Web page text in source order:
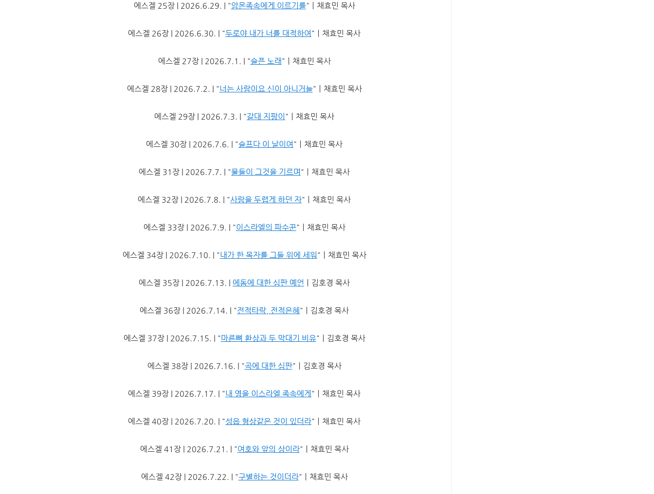
에스겔 25장 | 2026.6.29. | "암몬족속에게 이르기를"ㅣ채효민 목사
에스겔 26장 | 2026.6.30. | "두로야 내가 너를 대적하여 "ㅣ채효민 목사
에스겔 27장 | 2026.7.1. | "슬픈 노래"ㅣ채효민 목사
에스겔 28장 | 2026.7.2. | "너는 사람이요 신이 아니거늘"ㅣ채효민 목사
에스겔 29장 | 2026.7.3. | "갈대 지팡이 "ㅣ채효민 목사
에스겔 30장 | 2026.7.6. | "슬프다 이 날이여 "ㅣ채효민 목사
에스겔 31장 | 2026.7.7. | "물들이 그것을 기르며 "ㅣ채효민 목사
에스겔 32장 | 2026.7.8. | "사람을 두렵게 하던 자"ㅣ채효민 목사
에스겔 33장 | 2026.7.9. | "이스라엘의 파수꾼"ㅣ채효민 목사
에스겔 34장 | 2026.7.10. | "내가 한 목자를 그들 위에 세워 "ㅣ채효민 목사
에스겔 35장 | 2026.7.13. | 에돔에 대한 심판 예언 ㅣ김호경 목사
에스겔 36장 | 2026.7.14. | "전적타락, 전적은혜 "ㅣ김호경 목사
에스겔 37장 | 2026.7.15. | "마른뼈 환상과 두 막대기 비유"ㅣ김호경 목사
에스겔 38장 | 2026.7.16. | "곡에 대한 심판"ㅣ김호경 목사
에스겔 39장 | 2026.7.17. | "내 영을 이스라엘 족속에게 "ㅣ채효민 목사
에스겔 40장 | 2026.7.20. | "성읍 형상같은 것이 있더라"ㅣ채효민 목사
에스겔 41장 | 2026.7.21. | "여호와 앞의 상이라"ㅣ채효민 목사
에스겔 42장 | 2026.7.22. | "구별하는 것이더라"ㅣ채효민 목사